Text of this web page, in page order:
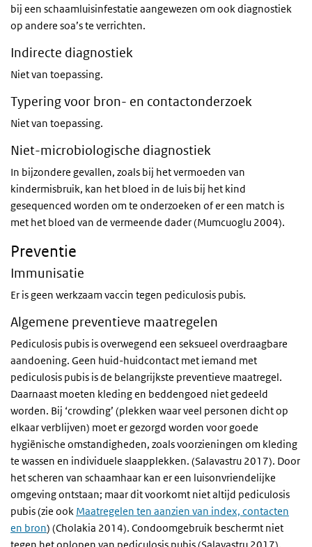
bij een schaamluisinfestatie aangewezen om ook diagnostiek
op andere soa’s te verrichten.
Indirecte diagnostiek
Niet van toepassing.
Typering voor bron- en contactonderzoek
Niet van toepassing.
Niet-microbiologische diagnostiek
In bijzondere gevallen, zoals bij het vermoeden van
kindermisbruik, kan het bloed in de luis bij het kind
gesequenced worden om te onderzoeken of er een match is
met het bloed van de vermeende dader (Mumcuoglu 2004).
Preventie
Immunisatie
Er is geen werkzaam vaccin tegen pediculosis pubis.
Algemene preventieve maatregelen
Pediculosis pubis is overwegend een seksueel overdraagbare
aandoening. Geen huid-huidcontact met iemand met
pediculosis pubis is de belangrijkste preventieve maatregel.
Daarnaast moeten kleding en beddengoed niet gedeeld
worden. Bij ‘crowding’ (plekken waar veel personen dicht op
elkaar verblijven) moet er gezorgd worden voor goede
hygiënische omstandigheden, zoals voorzieningen om kleding
te wassen en individuele slaapplekken. (Salavastru 2017). Door
het scheren van schaamhaar kan er een luisonvriendelijke
omgeving ontstaan; maar dit voorkomt niet altijd pediculosis
pubis (zie ook Maatregelen ten aanzien van index, contacten
en bron) (Cholakia 2014). Condoomgebruik beschermt niet